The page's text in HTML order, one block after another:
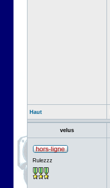
Haut
velus
Rulezzz